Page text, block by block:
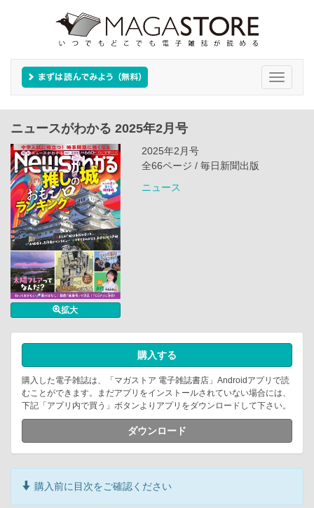
Toggle
ニュースがわかる 2025年2月号
拡大
2025年2月号
全66ページ / 毎日新聞出版
ニュース
購入する
購入した電子雑誌は、「マガストア 電子雑誌書店」Androidアプリで読
むことができます。まだアプリをインストールされていない場合には、
下記「アプリ内で買う」ボタンよりアプリをダウンロードして下さい。
ダウンロード
購入前に目次をご確認ください